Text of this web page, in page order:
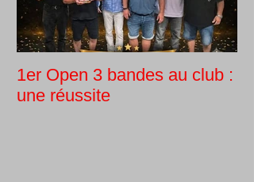
1er Open 3 bandes au club :
une réussite